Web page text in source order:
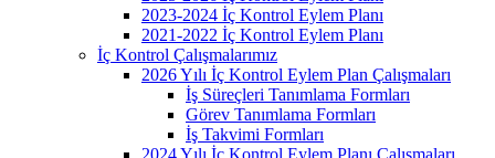
2023-2024 İç Kontrol Eylem Planı
2021-2022 İç Kontrol Eylem Planı
İç Kontrol Çalışmalarımız
2026 Yılı İç Kontrol Eylem Plan Çalışmaları
İş Süreçleri Tanımlama Formları
Görev Tanımlama Formları
İş Takvimi Formları
2024 Yılı İç Kontrol Eylem Planı Çalışmaları